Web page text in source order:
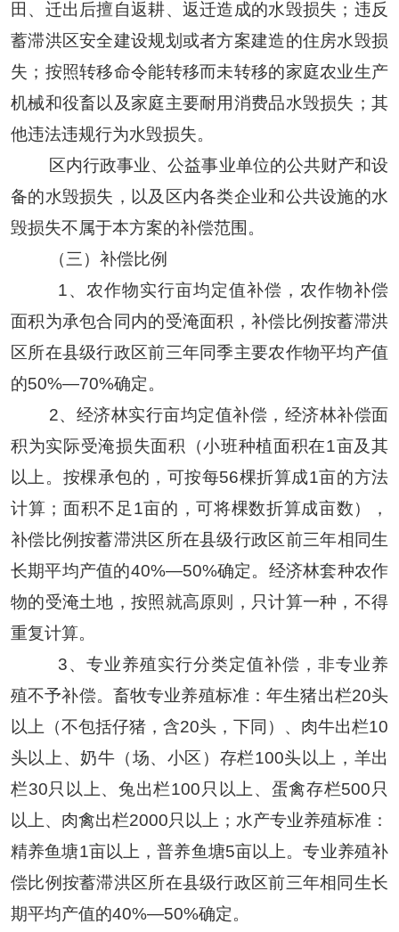
田、迁出后擅自返耕、返迁造成的水毁损失；违反
蓄滞洪区安全建设规划或者方案建造的住房水毁损
失；按照转移命令能转移而未转移的家庭农业生产
机械和役畜以及家庭主要耐用消费品水毁损失 ；其
他违法违规行为水毁损失。
区内行政事业、公益事业单位的公共财产和设
备的水毁损失，以及区内各类企业和公共设施的水
毁损失不属于本方案的补偿范围。
（三）补偿比例
1、农作物实行亩均定值补偿，农作物补偿
面积为承包合同内的受淹面积 ，补偿比例按蓄滞洪
区所在县级行政区前三年同季主要农作物平均产值
的50%—70%确定。
2、 经济林实行亩均定值补偿 ， 经济林补偿面
积为实际受淹损失面积（小班种植面积在1亩及其
以上。按棵承包的，可按每56棵折算成1亩的方法
计算 ； 面积不足 1亩的，可将棵数折算成亩数），
补偿比例按蓄滞洪区所在县级行政区前三年相同生
长期平均产值的40%—50%确定。经济林套种农作
物的受淹土地，按照就高原则，只计算一种，不得
重复计算。
3、专业养殖实行分类定值补偿，非专业养
殖不予补偿。畜牧专业养殖标准：年生猪出栏20头
以上（不包括仔猪，含20头，下同）、肉牛出栏10
头以上、奶牛（场、小区）存栏100头以上，羊出
栏30只以上、兔出栏100只以上、蛋禽存栏500只
以上、肉禽出栏2000只以上；水产专业养殖标准：
精养鱼塘1亩以上，普养鱼塘5亩以上。专业养殖补
偿比例按蓄滞洪区所在县级行政区前三年相同生长
期平均产值的40%—50%确定。